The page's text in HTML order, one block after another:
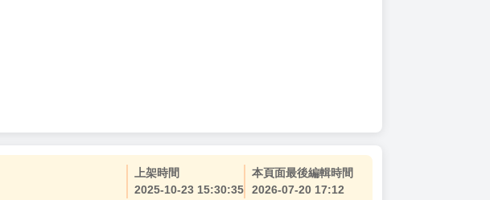
上架時間
2025-10-23 15:30:35
本頁面最後編輯時間
2026-07-20 17:12